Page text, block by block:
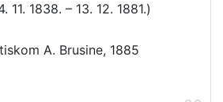
11. 1838. – 13. 12. 1881.)
A. Brusine, 1885